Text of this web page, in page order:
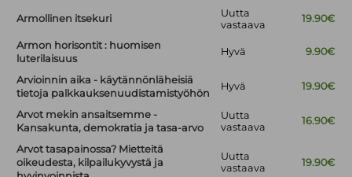
Armollinen itsekuri
Uutta
vastaava
19.90€
Armon horisontit : huomisen
luterilaisuus
Hyvä 9.90€
Arvioinnin aika - käytännönläheisiä
tietoja palkkauksenuudistamistyöhön
Hyvä 19.90€
Arvot mekin ansaitsemme -
Kansakunta, demokratia ja tasa-arvo
Uutta
vastaava
16.90€
Arvot tasapainossa? Mietteitä
oikeudesta, kilpailukyvystä ja
Uutta
vastaava
19.90€